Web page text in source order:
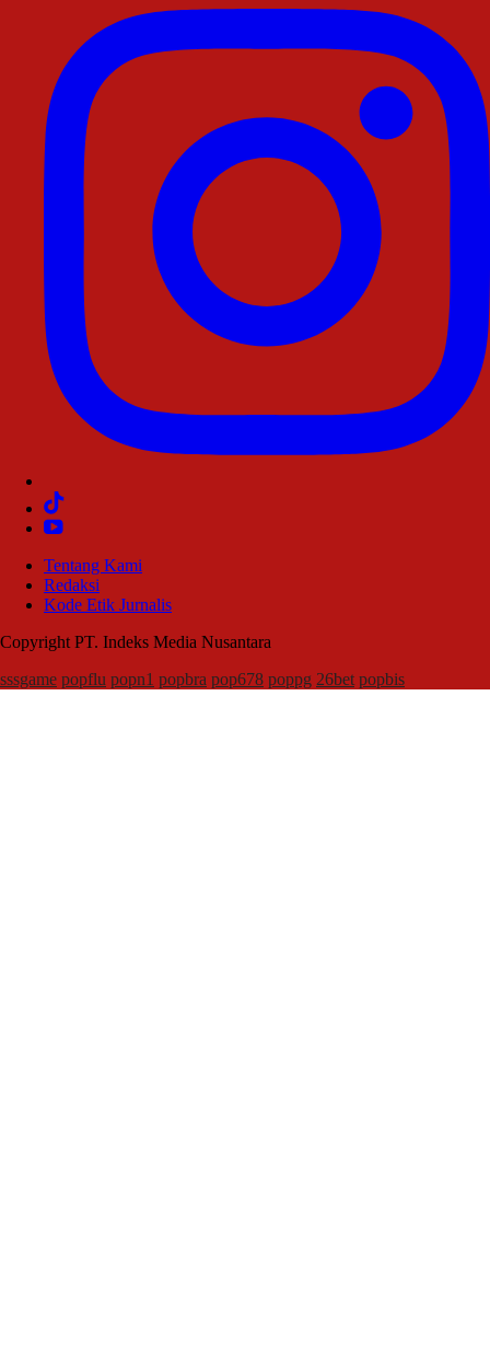
Tentang Kami
Redaksi
Kode Etik Jurnalis
Copyright PT. Indeks Media Nusantara
sssgame popflu popn1 popbra pop678 poppg 26bet popbis